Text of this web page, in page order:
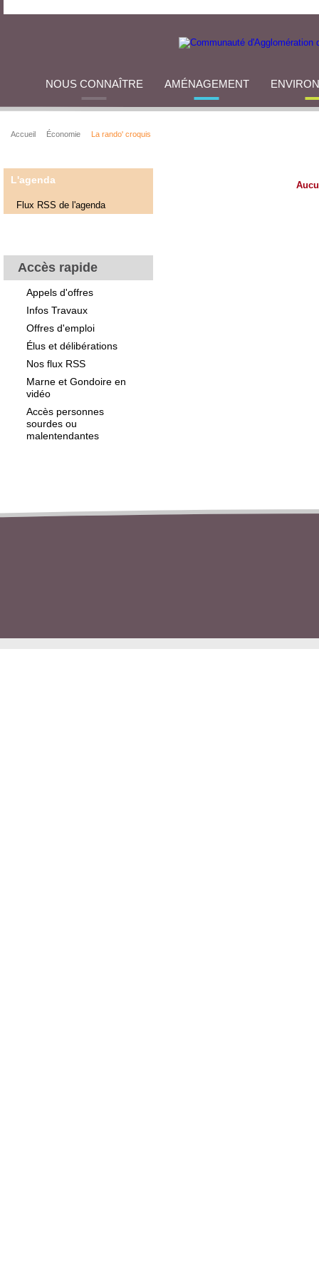
NOUS CONNAÎTRE AMÉNAGEMENT
Accueil Économie La rando' croquis
L'agenda
Flux RSS de l'agenda
Accès rapide
Appels d'offres
Infos Travaux
Offres d'emploi
Élus et délibérations
Nos flux RSS
Marne et Gondoire en
vidéo
Accès personnes
sourdes ou
malentendantes